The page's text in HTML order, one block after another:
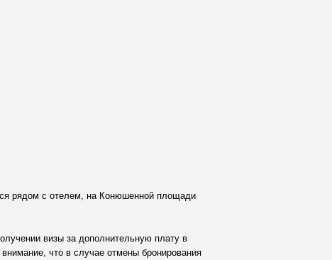
рядом с отелем, на Конюшенной площади
визы за дополнительную плату в
что в случае отмены бронирования